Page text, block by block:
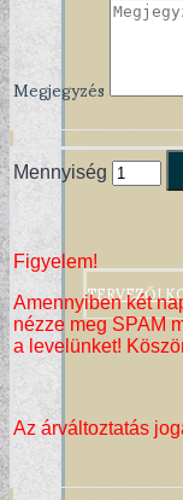
TERVEZŐI
Megjegyzés
Mennyiség
Figyelem!
Amennyiben két
nézze meg SPAM
a levelünket!
Az árváltoztatás